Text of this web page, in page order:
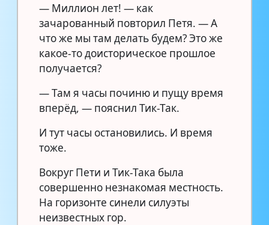
— Миллион лет! — как
зачарованный повторил Петя. — А
что же мы там делать будем? Это же
какое-то доисторическое прошлое
получается?
— Там я часы починю и пущу время
вперёд, — пояснил Тик-Так.
И тут часы остановились. И время
тоже.
Вокруг Пети и Тик-Така была
совершенно незнакомая местность.
На горизонте синели силуэты
неизвестных гор.